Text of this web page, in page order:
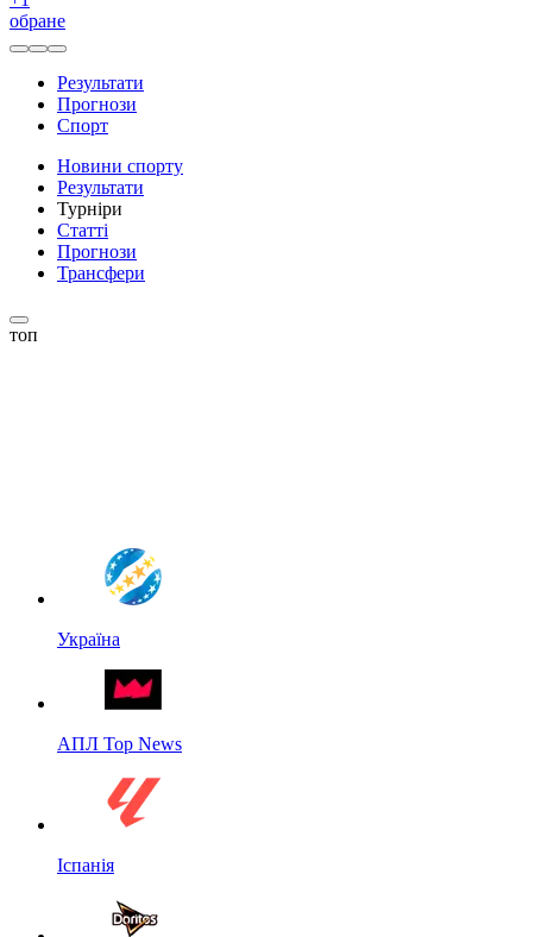
обране
Результати
Прогнози
Спорт
Новини спорту
Результати
Турніри
Статті
Прогнози
Трансфери
топ
Україна
АПЛ Top News
Іспанія